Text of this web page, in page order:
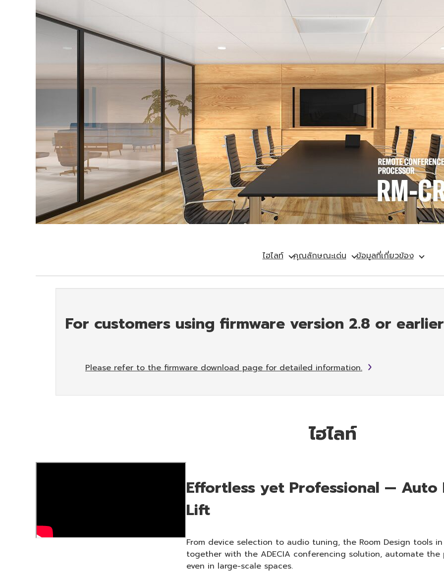
ไฮไลท์ คุณลักษณะเด่น ข้อมูลที่เกี่ยวข้อง
For customers using firmware version 2.8 or
Please refer to the firmware download page for detailed information.
ไฮไลท์
Effortless yet Professional —
Lift
From device selection to audio tuning, the Room Design tools
together with the ADECIA conferencing solution, automate
even in large-scale spaces.